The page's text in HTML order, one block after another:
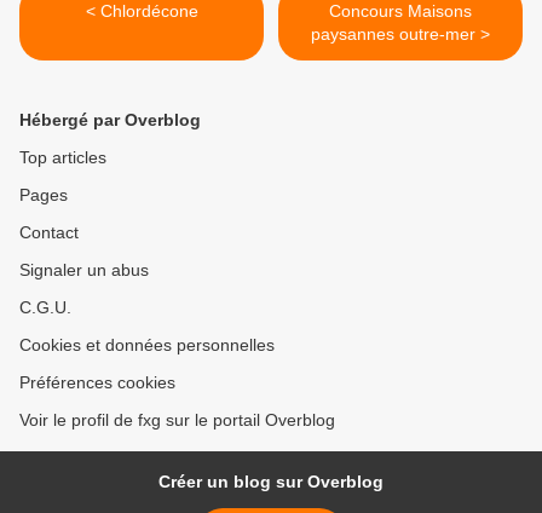
< Chlordécone
Concours Maisons
paysannes outre-mer >
Hébergé par Overblog
Top articles
Pages
Contact
Signaler un abus
C.G.U.
Cookies et données personnelles
Préférences cookies
Voir le profil de fxg sur le portail Overblog
Créer un blog sur Overblog